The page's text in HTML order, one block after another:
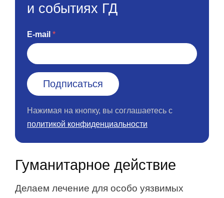
и событиях ГД
E-mail
Нажимая на кнопку, вы соглашаетесь с
политикой конфиденциальности
Гуманитарное действие
Делаем лечение для особо уязвимых